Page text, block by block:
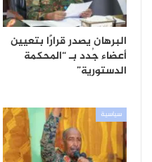
البرهان يصدر قرارًا بتعيين
أعضاء جُدد بـ “المحكمة
الدستورية”
سياسية